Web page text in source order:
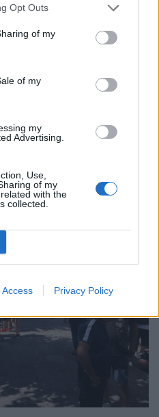
Opt Outs
of my
of my
my
Advertising.
Use,
of my
with the
collected.
Access Privacy Policy
a fuga do dia